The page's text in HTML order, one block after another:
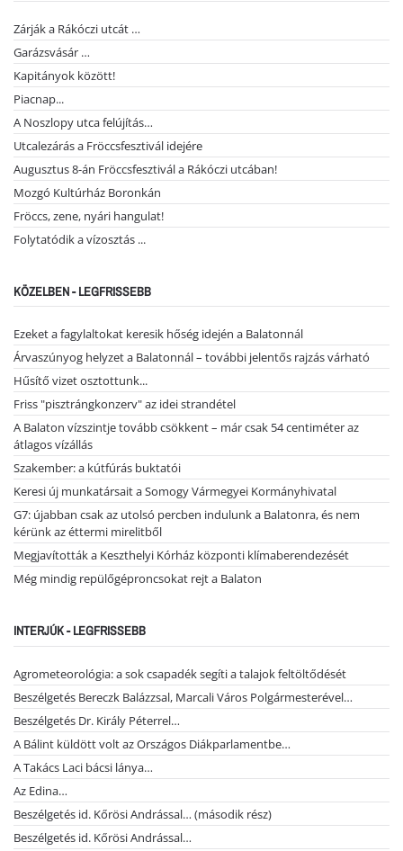
Zárják a Rákóczi utcát …
Garázsvásár …
Kapitányok között!
Piacnap...
A Noszlopy utca felújítás…
Utcalezárás a Fröccsfesztivál idejére
Augusztus 8-án Fröccsfesztivál a Rákóczi utcában!
Mozgó Kultúrház Boronkán
Fröccs, zene, nyári hangulat!
Folytatódik a vízosztás ...
KÖZELBEN - LEGFRISSEBB
Ezeket a fagylaltokat keresik hőség idején a Balatonnál
Árvaszúnyog helyzet a Balatonnál – további jelentős rajzás várható
Hűsítő vizet osztottunk...
Friss "pisztrángkonzerv" az idei strandétel
A Balaton vízszintje tovább csökkent – már csak 54 centiméter az
átlagos vízállás
Szakember: a kútfúrás buktatói
Keresi új munkatársait a Somogy Vármegyei Kormányhivatal
G7: újabban csak az utolsó percben indulunk a Balatonra, és nem
kérünk az éttermi mirelitből
Megjavították a Keszthelyi Kórház központi klímaberendezését
Még mindig repülőgéproncsokat rejt a Balaton
INTERJÚK - LEGFRISSEBB
Agrometeorológia: a sok csapadék segíti a talajok feltöltődését
Beszélgetés Bereczk Balázzsal, Marcali Város Polgármesterével…
Beszélgetés Dr. Király Péterrel…
A Bálint küldött volt az Országos Diákparlamentbe…
A Takács Laci bácsi lánya…
Az Edina…
Beszélgetés id. Kőrösi Andrással… (második rész)
Beszélgetés id. Kőrösi Andrással…